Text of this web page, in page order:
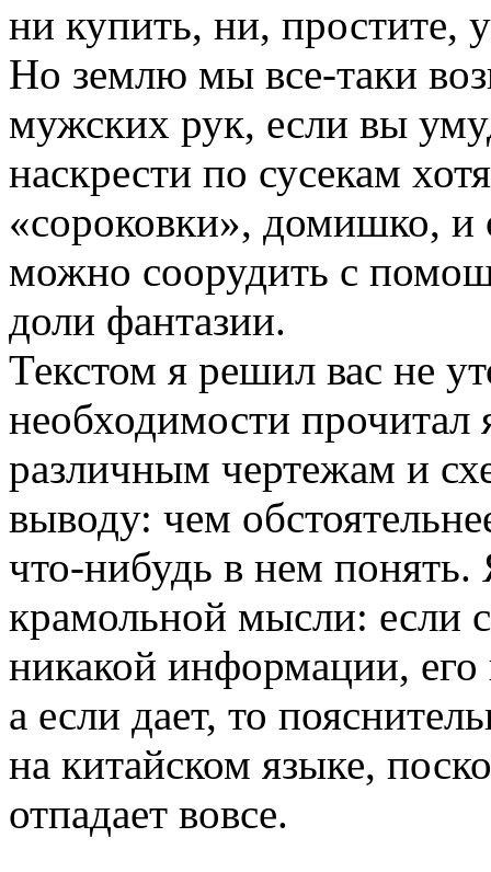
ни купить, ни, простите,
Но землю мы все-таки
мужских рук, если вы
наскрести по сусекам
«сороковки», домишко,
можно соорудить с
доли фантазии.
Текстом я решил вас не
необходимости прочитал
различным чертежам и
выводу: чем
что-нибудь в нем
крамольной мысли: если
никакой информации, его
а если дает, то
на китайском языке,
отпадает вовсе.